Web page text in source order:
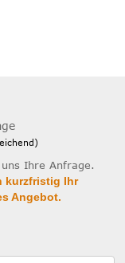
Ihre Anfrage.
kurzfristig Ihr
Angebot.